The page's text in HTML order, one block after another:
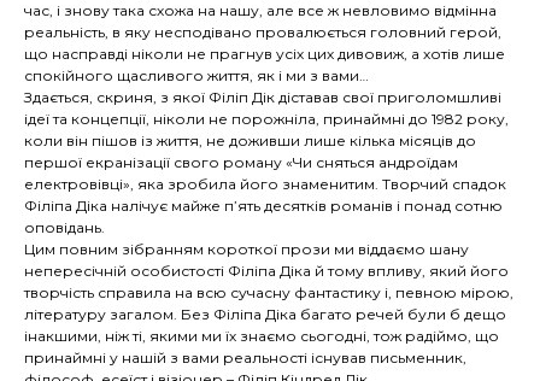
час, і знову така схожа на нашу, але все ж невловимо відмінна
реальність, в яку несподівано провалюється головний герой,
що насправді ніколи не прагнув усіх цих дивовиж, а хотів лише
спокійного щасливого життя, як і ми з вами…
Здається, скриня, з якої Філіп Дік діставав свої приголомшливі
ідеї та концепції, ніколи не порожніла, принаймні до 1982 року,
коли він пішов із життя, не доживши лише кілька місяців до
першої екранізації свого роману «Чи сняться андроїдам
електровівці», яка зробила його знаменитим. Творчий спадок
Філіпа Діка налічує майже п’ять десятків романів і понад сотню
оповідань.
Цим повним зібранням короткої прози ми віддаємо шану
непересічній особистості Філіпа Діка й тому впливу, який його
творчість справила на всю сучасну фантастику і, певною мірою,
літературу загалом. Без Філіпа Діка багато речей були б дещо
інакшими, ніж ті, якими ми їх знаємо сьогодні, тож радіймо, що
принаймні у нашій з вами реальності існував письменник,